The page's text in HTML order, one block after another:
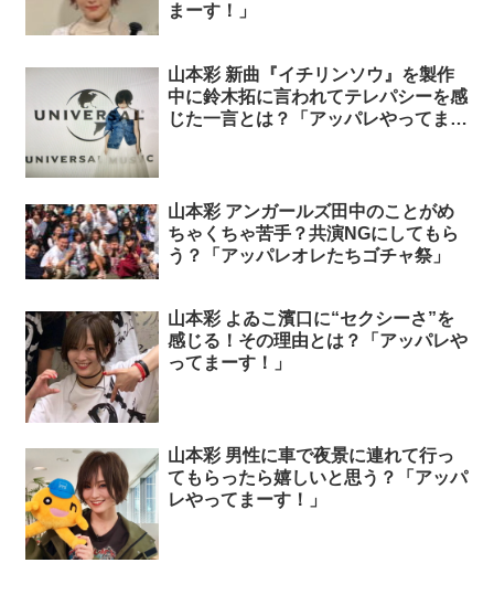
まーす！」
山本彩 新曲『イチリンソウ』を製作
中に鈴木拓に言われてテレパシーを感
じた一言とは？「アッパレやってまー
山本彩 アンガールズ田中のことがめ
ちゃくちゃ苦手？共演NGにしてもら
う？「アッパレオレたちゴチャ祭」
山本彩 よゐこ濱口に“セクシーさ”を
感じる！その理由とは？「アッパレや
ってまーす！」
山本彩 男性に車で夜景に連れて行っ
てもらったら嬉しいと思う？「アッパ
レやってまーす！」